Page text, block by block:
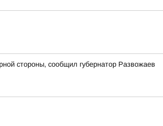
стороны, сообщил губернатор Развожаев